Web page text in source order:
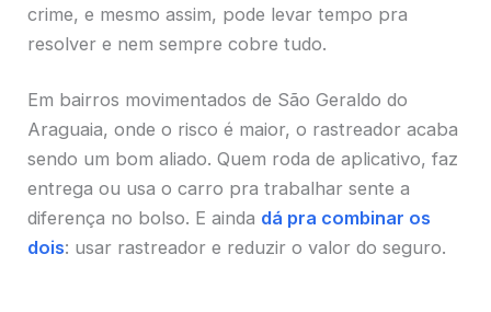
crime, e mesmo assim, pode levar tempo pra
resolver e nem sempre cobre tudo.
Em bairros movimentados de São Geraldo do
Araguaia, onde o risco é maior, o rastreador acaba
sendo um bom aliado. Quem roda de aplicativo, faz
entrega ou usa o carro pra trabalhar sente a
diferença no bolso. E ainda dá pra combinar os
dois: usar rastreador e reduzir o valor do seguro.